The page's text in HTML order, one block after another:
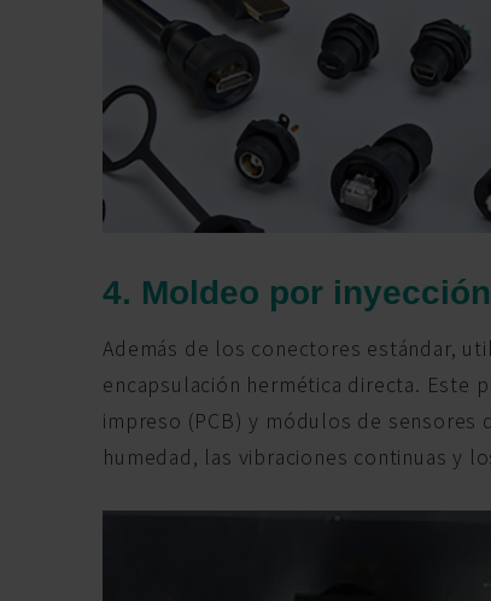
4. Moldeo por
Además de los conectores estándar,
encapsulación hermética directa. Este
impreso (PCB) y módulos de
humedad, las vibraciones continuas y